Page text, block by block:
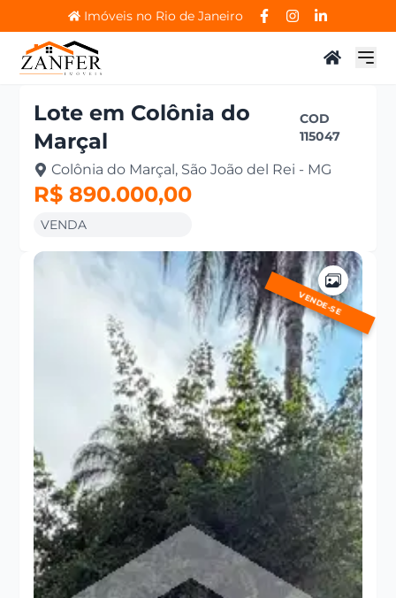
Imóveis no Rio de Janeiro
Lote em Colônia do
Marçal
COD
115047
Colônia do Marçal, São João del Rei - MG
R$ 890.000,00
VENDA
VENDE-SE